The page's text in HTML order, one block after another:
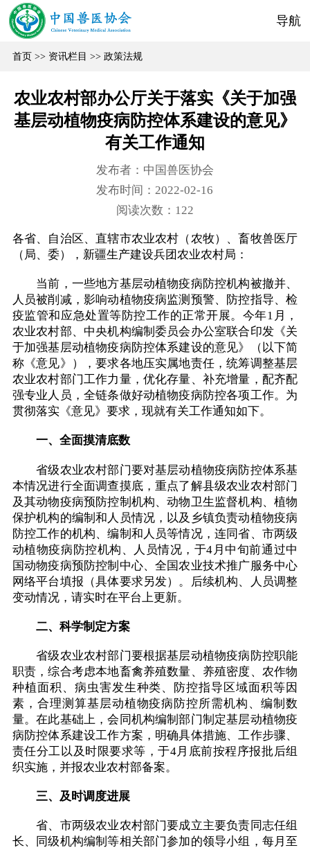
导航
首页>> 资讯栏目 >> 政策法规
农业农村部办公厅关于落实《关于加强
基层动植物疫病防控体系建设的意见》
有关工作通知
发布者：中国兽医协会
发布时间：2022-02-16
阅读次数： 122
各省、自治区、直辖市农业农村（农牧）、畜牧兽医厅
（局、委），新疆生产建设兵团农业农村局：
当前，一些地方基层动植物疫病防控机构被撤并、
人员被削减，影响动植物疫病监测预警、防控指导、检
疫监管和应急处置等防控工作的正常开展。今年1月，
农业农村部、中央机构编制委员会办公室联合印发《关
于加强基层动植物疫病防控体系建设的意见》（以下简
称《意见》），要求各地压实属地责任，统筹调整基层
农业农村部门工作力量，优化存量、补充增量，配齐配
强专业人员，全链条做好动植物疫病防控各项工作。为
贯彻落实《意见》要求，现就有关工作通知如下。
一、全面摸清底数
省级农业农村部门要对基层动植物疫病防控体系基
本情况进行全面调查摸底，重点了解县级农业农村部门
及其动物疫病预防控制机构、动物卫生监督机构、植物
保护机构的编制和人员情况，以及乡镇负责动植物疫病
防控工作的机构、编制和人员等情况，连同省、市两级
动植物疫病防控机构、人员情况，于4月中旬前通过中
国动物疫病预防控制中心、全国农业技术推广服务中心
网络平台填报（具体要求另发）。后续机构、人员调整
变动情况，请实时在平台上更新。
二、科学制定方案
省级农业农村部门要根据基层动植物疫病防控职能
职责，综合考虑本地畜禽养殖数量、养殖密度、农作物
种植面积、病虫害发生种类、防控指导区域面积等因
素，合理测算基层动植物疫病防控所需机构、编制数
量。在此基础上，会同机构编制部门制定基层动植物疫
病防控体系建设工作方案，明确具体措施、工作步骤、
责任分工以及时限要求等，于4月底前按程序报批后组
织实施，并报农业农村部备案。
三、及时调度进展
省、市两级农业农村部门要成立主要负责同志任组
长、同级机构编制等相关部门参加的领导小组，每月至